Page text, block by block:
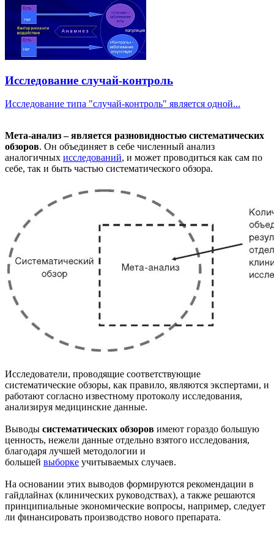
Исследование случай-контроль
Исследование типа "случай-контроль" является одной...
Мета-анализ – является разновидностью систематических
обзоров. Он объединяет в себе численный анализ
аналогичных исследований, и может проводиться как сам по
себе, так и быть частью систематического обзора.
Исследователи, проводящие соответствующие
систематические обзоры, как правило, являются экспертами, и
работают согласно известному протоколу исследования,
анализируя медицинские данные.
Выводы систематических обзоров имеют гораздо большую
ценность, нежели данные отдельно взятого исследования,
благодаря лучшей методологии и
большей выборке учитываемых случаев.
На основании этих выводов формируются рекомендации в
гайдлайнах (клинических руководствах), а также решаются
принципиальные экономические вопросы, например, следует
ли финансировать производство нового препарата.